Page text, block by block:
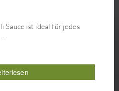
Sauce ist ideal für jedes